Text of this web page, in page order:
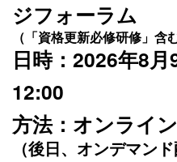
ジフォーラム
（「資格更新必修研修」含
日時：2026年8
12:00
方法：オンライ
（後日、オンデマン